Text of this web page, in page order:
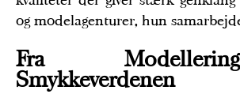
og modelagenturer, hun
Fra
Smykkeverdenen